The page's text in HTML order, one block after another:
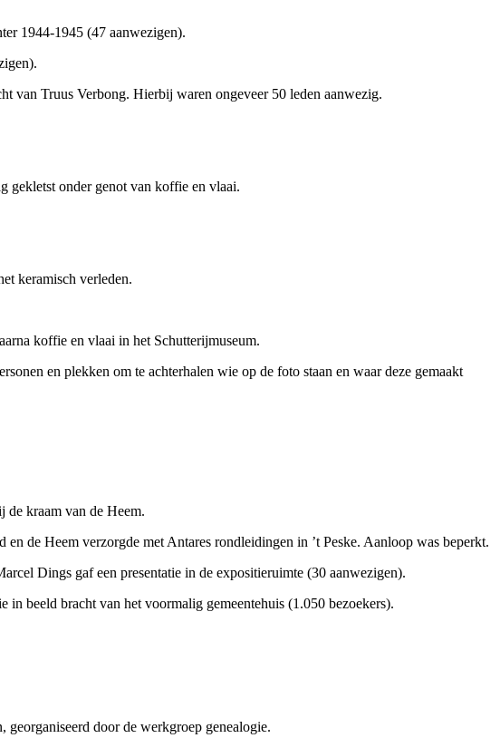
1944-1945 (47 aanwezigen).
Truus Verbong. Hierbij waren ongeveer 50 leden aanwezig.
onder genot van koffie en vlaai.
keramisch verleden.
koffie en vlaai in het Schutterijmuseum.
en plekken om te achterhalen wie op de foto staan en waar deze gemaakt
kraam van de Heem.
Heem verzorgde met Antares rondleidingen in ’t Peske. Aanloop was beperkt.
Dings gaf een presentatie in de expositieruimte (30 aanwezigen).
beeld bracht van het voormalig gemeentehuis (1.050 bezoekers).
door de werkgroep genealogie.